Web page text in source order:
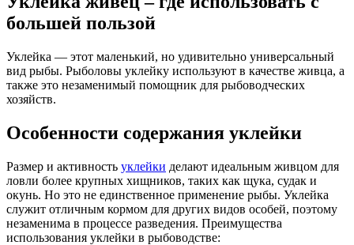
большей пользой
Уклейка — этот маленький, но удивительно универсальный
вид рыбы. Рыболовы уклейку используют в качестве живца, а
также это незаменимый помощник для рыбоводческих
хозяйств.
Особенности содержания уклейки
Размер и активность уклейки делают идеальным живцом для
ловли более крупных хищников, таких как щука, судак и
окунь. Но это не единственное применение рыбы. Уклейка
служит отличным кормом для других видов особей, поэтому
незаменима в процессе разведения. Преимущества
использования уклейки в рыбоводстве: